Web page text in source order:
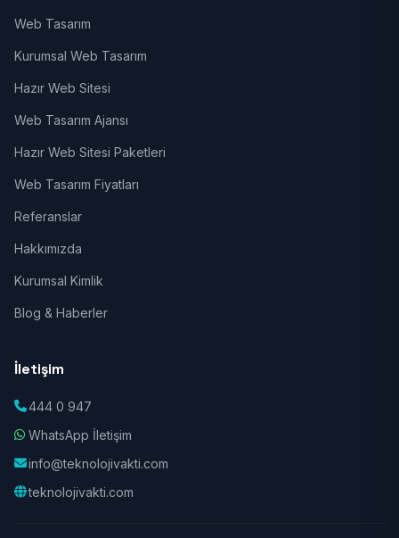
Web Tasarım
Kurumsal Web Tasarım
Hazır Web Sitesi
Web Tasarım Ajansı
Hazır Web Sitesi Paketleri
Web Tasarım Fiyatları
Referanslar
Hakkımızda
Kurumsal Kimlik
Blog & Haberler
İletişim
444 0 947
WhatsApp İletişim
info@teknolojivakti.com
teknolojivakti.com